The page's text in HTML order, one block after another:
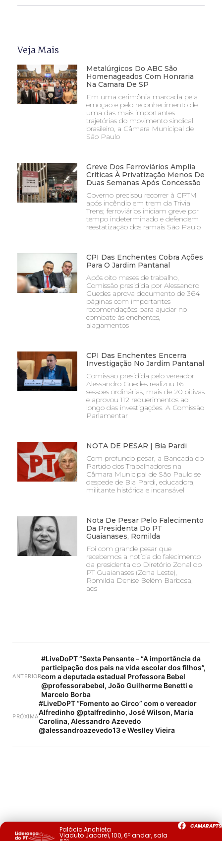
Veja Mais
Metalúrgicos Do ABC São
Homenageados Com Honraria
Na Camara De SP
Em uma cerimônia marcada pela
emoção e pelo reconhecimento de
uma das mais importantes
trajetórias do movimento sindical
brasileiro, a Câmara Municipal de
São Paulo
Greve Dos Ferroviários Amplia
Críticas À Privatização Menos De
Duas Semanas Após Concessão
Governo precisou recorrer à CPTM
após incêndio em trem da Trivia
Trens; ferroviários iniciam greve por
tempo indeterminado e defendem
reestatização dos ramais São Paulo
CPI Das Enchentes Cobra Ações
Para O Jardim Pantanal
Após oito meses de trabalho,
Comissão presidida por Alessandro
Guedes aprova documento de 364
páginas com importantes
recomendações para ajudar no
combate às enchentes,
alagamentos
CPI Das Enchentes Encerra
Investigação No Jardim Pantanal
Comissão presidida pelo vereador
Alessandro Guedes realizou 16
sessões ordinárias, mais de 20 oitivas
e aprovou 112 requerimentos ao
longo das investigações. A Comissão
Parlamentar
NOTA DE PESAR | Bia Pardi
Com profundo pesar, a Bancada do
Partido dos Trabalhadores na
Câmara Municipal de São Paulo se
despede de Bia Pardi, educadora,
militante histórica e incansável
Nota De Pesar Pelo Falecimento
Da Presidenta Do PT
Guaianases, Romilda
Foi com grande pesar que
recebemos a notícia do falecimento
da presidenta do Diretório Zonal do
PT Guaianases (Zona Leste),
Romilda Denise Belém Barbosa,
aos
ANTERIOR
#LiveDoPT “Sexta Pensante – “A importância da
participação dos pais na vida escolar dos filhos”,
com a deputada estadual Professora Bebel
@professorabebel, João Guilherme Benetti e
Marcelo Borba
PRÓXIMA
#LiveDoPT “Fomento ao Circo” com o vereador
Alfredinho @ptalfredinho, José Wilson, Maria
Carolina, Alessandro Azevedo
@alessandroazevedo13 e Weslley Vieira
Palácio Anchieta
Viaduto Jacareí, 100, 6º andar, sala